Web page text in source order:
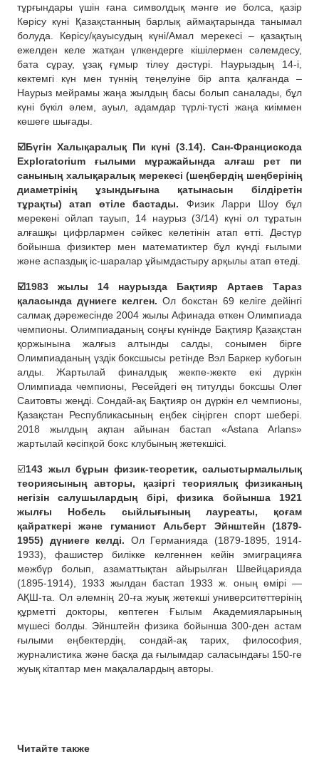
тұрғындары үшін ғана символдық мәнге ие болса, қазір
Көрісу күні Қазақстанның барлық аймақтарында танымал
болуда. Көрісу/қауысудың күні/Амал мерекесі – қазақтың
ежелден келе жатқан үлкендерге кішілермен сәлемдесу,
бата сұрау, ұзақ ғұмыр тілеу дәстүрі. Наурыздың 14-і,
көктемгі күн мен түннің теңелуіне бір апта қалғанда –
Наурыз мейрамы жаңа жылдың басы болып саналады, бұл
күні бүкіл әлем, ауыл, адамдар түрлі-түсті жаңа киіммен
көшеге шығады.
☑️Бүгін Халықаралық Пи күні (3.14). Сан-Францискода
Exploratorium ғылыми мұражайында алғаш рет пи
санының халықаралық мерекесі (шеңбердің шеңберінің
диаметрінің ұзындығына қатынасын білдіретін
тұрақты) атап өтіле бастады. Физик Ларри Шоу бұл
мерекені ойлап тауып, 14 наурыз (3/14) күні ол тұратын
алғашқы цифрлармен сәйкес келетінін атап өтті. Дәстүр
бойынша физиктер мен математиктер бұл күнді ғылыми
және аспаздық іс-шаралар ұйымдастыру арқылы атап өтеді.
☑️1983 жылы 14 наурызда Бақтияр Артаев Тараз
қаласында дүниеге келген. Ол бокстан 69 келіге дейінгі
салмақ дәрежесінде 2004 жылы Афинада өткен Олимпиада
чемпионы. Олимпиаданың соңғы күнінде Бақтияр Қазақстан
қоржынына жалғыз алтынды салды, сонымен бірге
Олимпиаданың үздік боксшысы ретінде Вэл Баркер кубогын
алды. Жартылай финалдық жекпе-жекте екі дүркін
Олимпиада чемпионы, Ресейдегі ең титулды боксшы Олег
Саитовты жеңді. Сондай-ақ Бақтияр он дүркін ел чемпионы,
Қазақстан Республикасының еңбек сіңірген спорт шебері.
2018 жылдың ақпан айынан бастап «Astana Arlans»
жартылай кәсіпқой бокс клубының жетекшісі.
☑️143 жыл бұрын физик-теоретик, салыстырмалылық
теориясының авторы, қазіргі теориялық физиканың
негізін салушылардың бірі, физика бойынша 1921
жылғы Нобель сыйлығының лауреаты, қоғам
қайраткері және гуманист Альберт Эйнштейн (1879-
1955) дүниеге келді. Ол Германияда (1879-1895, 1914-
1933), фашистер билікке келгеннен кейін эмиграцияға
мәжбүр болып, азаматтықтан айырылған Швейцарияда
(1895-1914), 1933 жылдан бастап 1933 ж. оның өмірі —
АҚШ-та. Ол әлемнің 20-ға жуық жетекші университеттерінің
құрметті докторы, көптеген Ғылым Академияларының
мүшесі болды. Эйнштейн физика бойынша 300-ден астам
ғылыми еңбектердің, сондай-ақ тарих, философия,
журналистика және басқа да ғылымдар саласындағы 150-ге
жуық кітаптар мен мақалалардың авторы.
Читайте также